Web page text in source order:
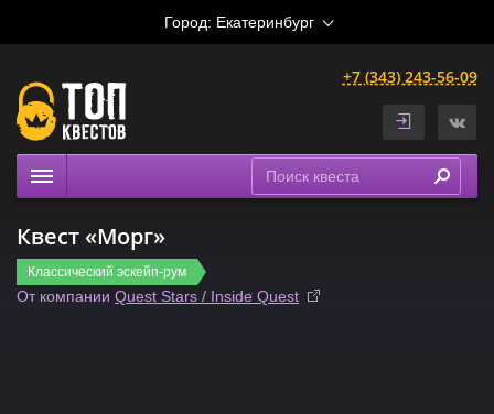
Город: Екатеринбург
+7 (343) 243-56-09
Расписание
Рейтинги
Квест «Морг»
Классический эскейп-рум
От компании Quest Stars / Inside Quest